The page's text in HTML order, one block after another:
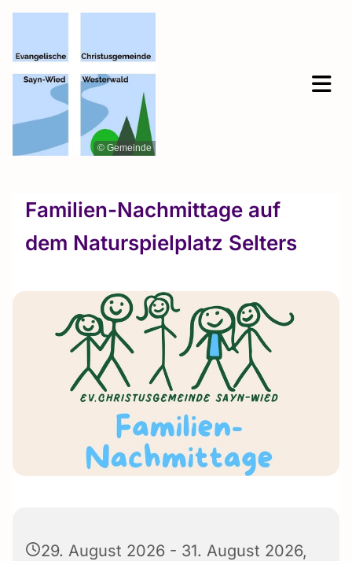
© Gemeinde
Familien-Nachmittage auf
dem Naturspielplatz Selters
29. August 2026 - 31. August 2026,